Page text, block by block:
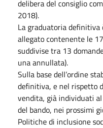
delibera del consiglio
2018).
La graduatoria definitiva
allegato contenente le
suddivise tra 13
una annullata).
Sulla base dell’ordine
definitiva, e nel rispetto
vendita, già individuati
del bando, nei prossimi
Politiche di inclusione